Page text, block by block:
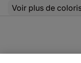
Voir plus de